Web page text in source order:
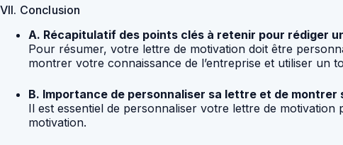
VII. Conclusion
A. Récapitulatif des points clés à retenir pour rédiger
Pour résumer, votre lettre de motivation doit être
montrer votre connaissance de l’entreprise et utiliser un
B. Importance de personnaliser sa lettre et de montrer
Il est essentiel de personnaliser votre lettre de
motivation.